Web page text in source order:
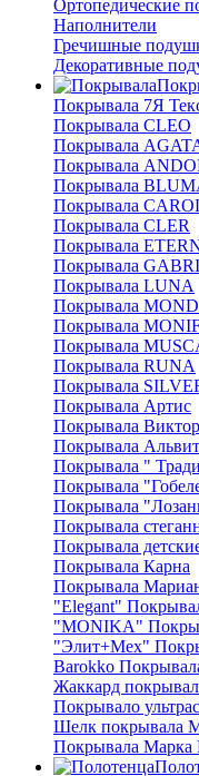
Ортопедические
Наполнители
Гречишные
Декоративные
Покрывала 7Я
Покрывала CLEO
Покрывала
Покрывала
Покрывала
Покрывала
Покрывала CLER
Покрывала
Покрывала
Покрывала LUNA
Покрывала
Покрывала
Покрывала
Покрывала RUNA
Покрывала
Покрывала Артис
Покрывала
Покрывала
Покрывала "
Покрывала
Покрывала
Покрывала
Покрывала
Покрывала Карна
Покрывала
"Elegant"
"MONIKA"
"Элит+Мех"
Barokko
Жаккард
Покрывало
Шелк покрывала
Покрывала Марка